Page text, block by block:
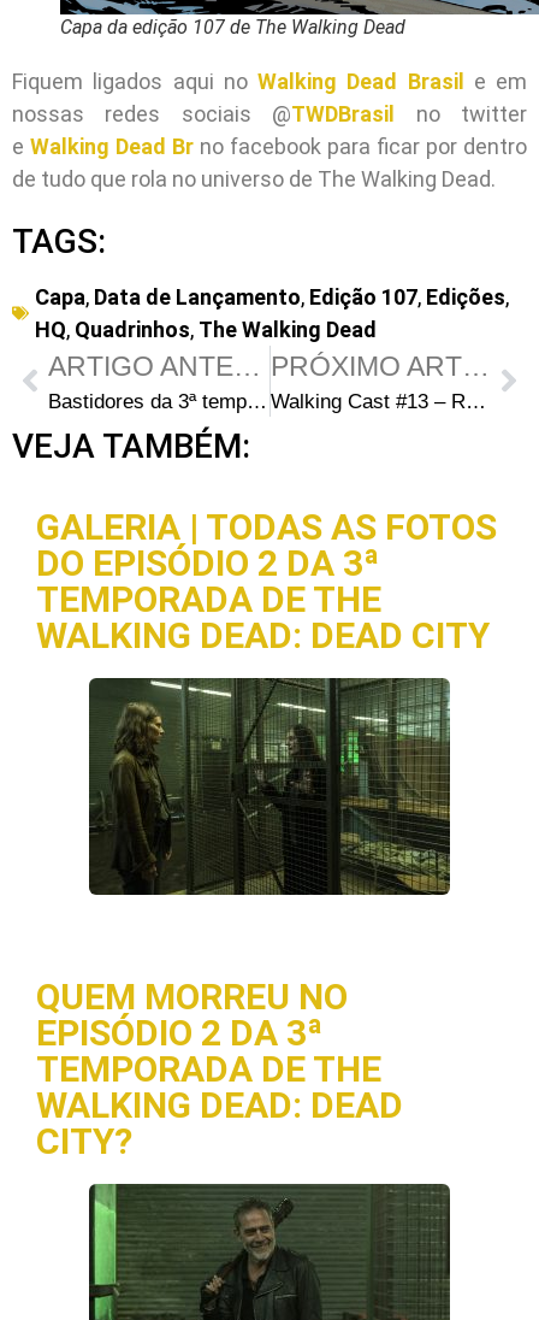
Capa da edição 107 de The Walking Dead
Fiquem ligados aqui no Walking Dead Brasil e em
nossas redes sociais @TWDBrasil no twitter
e Walking Dead Br no facebook para ficar por dentro
de tudo que rola no universo de The Walking Dead.
TAGS:
Capa, Data de Lançamento, Edição 107, Edições,
HQ, Quadrinhos, The Walking Dead
ARTIGO ANTERIOR
Bastidores da 3ª temporada de The Walking Dead: Episódio 3×09 – “The Suicide King”
PRÓXIMO ARTIGO
Walking Cast #13 – Review – 3×09: The Suicide King
VEJA TAMBÉM:
GALERIA | TODAS AS FOTOS
DO EPISÓDIO 2 DA 3ª
TEMPORADA DE THE
WALKING DEAD: DEAD CITY
QUEM MORREU NO
EPISÓDIO 2 DA 3ª
TEMPORADA DE THE
WALKING DEAD: DEAD
CITY?